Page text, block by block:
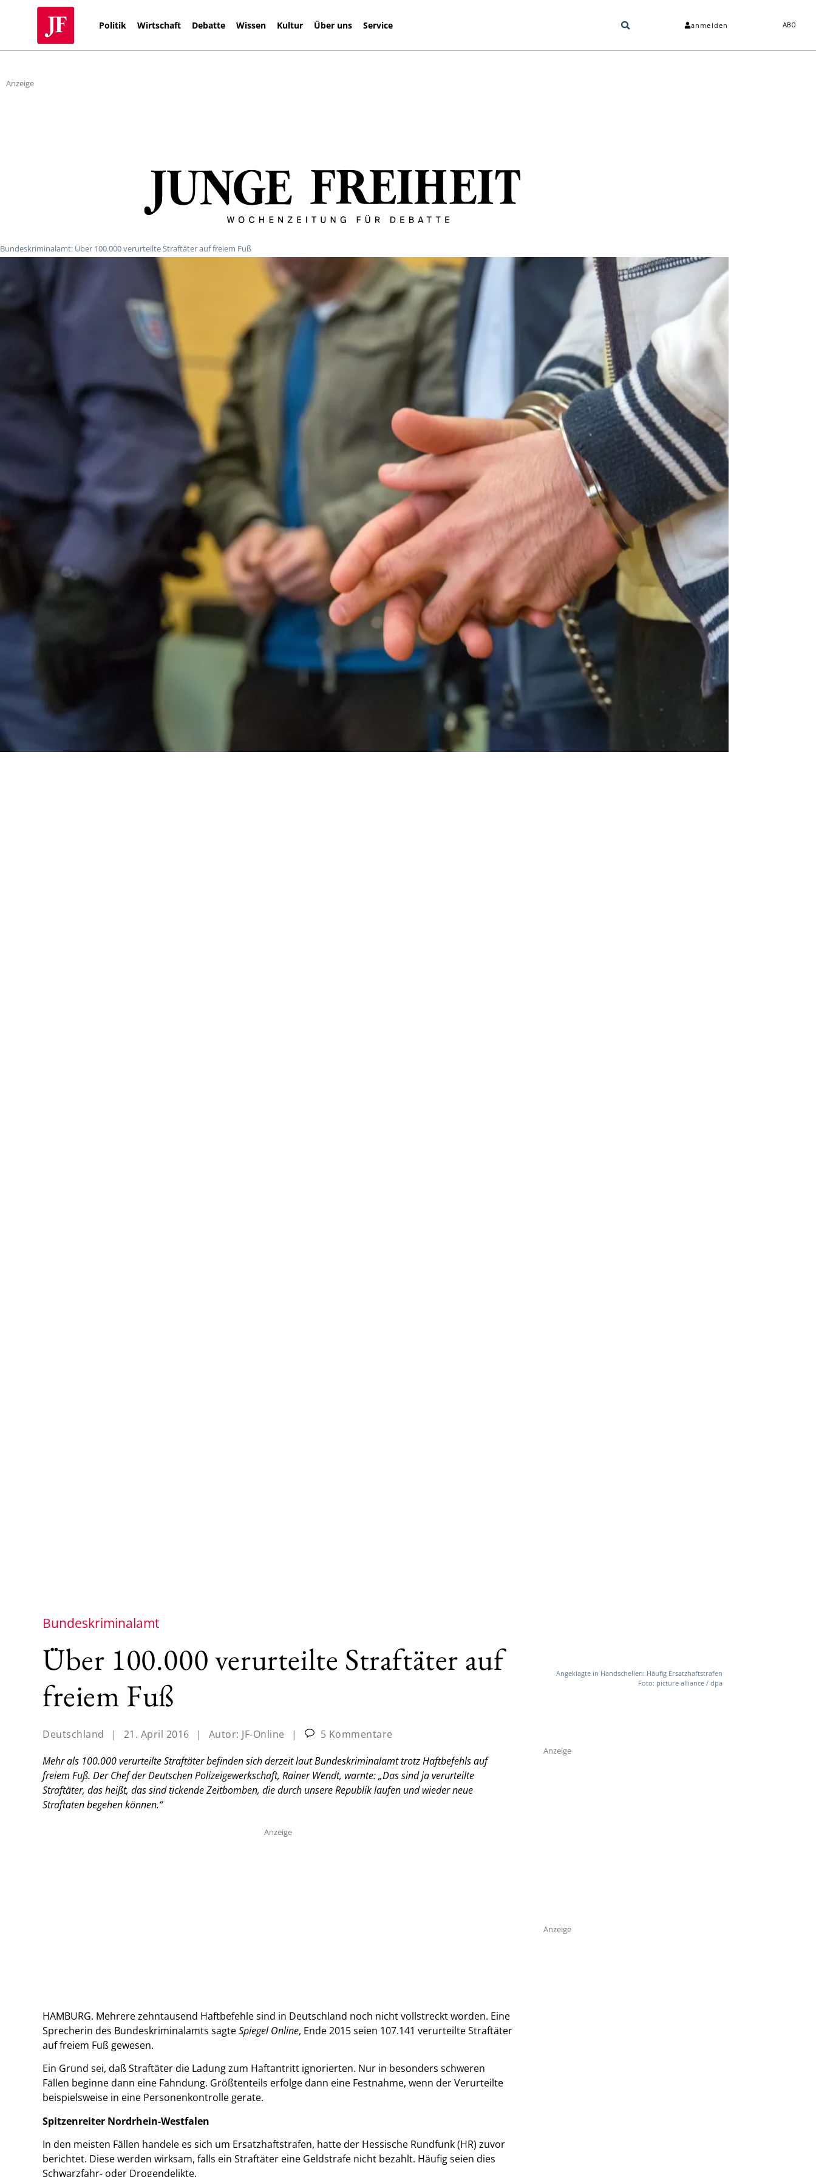
Politik Wirtschaft Debatte Wissen Kultur Über uns Service anmelden ABO
Anzeige
Bundeskriminalamt: Über 100.000 verurteilte Straftäter auf freiem Fuß
Bundeskriminalamt
Über 100.000 verurteilte Straftäter auf
freiem Fuß
Deutschland | 21. April 2016 | Autor: JF-Online |
5 Kommentare
Mehr als 100.000 verurteilte Straftäter befinden sich derzeit laut Bundeskriminalamt trotz Haftbefehls auf
freiem Fuß. Der Chef der Deutschen Polizeigewerkschaft, Rainer Wendt, warnte: „Das sind ja verurteilte
Straftäter, das heißt, das sind tickende Zeitbomben, die durch unsere Republik laufen und wieder neue
Straftaten begehen können.“
Anzeige
HAMBURG. Mehrere zehntausend Haftbefehle sind in Deutschland noch nicht vollstreckt worden. Eine
Sprecherin des Bundeskriminalamts sagteSpiegel Online, Ende 2015 seien 107.141 verurteilte Straftäter
auf freiem Fuß gewesen.
Ein Grund sei, daß Straftäter die Ladung zum Haftantritt ignorierten. Nur in besonders schweren
Fällen beginne dann eine Fahndung. Größtenteils erfolge dann eine Festnahme, wenn der Verurteilte
beispielsweise in eine Personenkontrolle gerate.
Spitzenreiter Nordrhein-Westfalen
In den meisten Fällen handele es sich um Ersatzhaftstrafen, hatte der Hessische Rundfunk (HR) zuvor
berichtet. Diese werden wirksam, falls ein Straftäter eine Geldstrafe nicht bezahlt. Häufig seien dies
Schwarzfahr- oder Drogendelikte.
Angeklagte in Handschellen: Häufig Ersatzhaftstrafen
Foto: picture alliance / dpa
Anzeige
Anzeige